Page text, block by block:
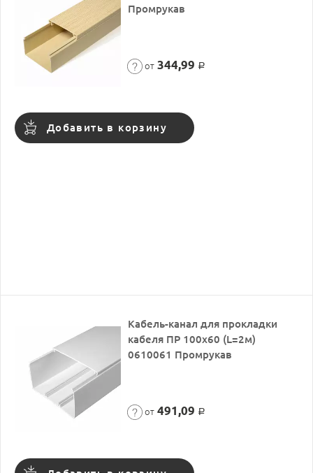
Промрукав
от 344,99 Р
Добавить в корзину
Кабель-канал для прокладки
кабеля ПР 100х60 (L=2м)
0610061 Промрукав
от 491,09 Р